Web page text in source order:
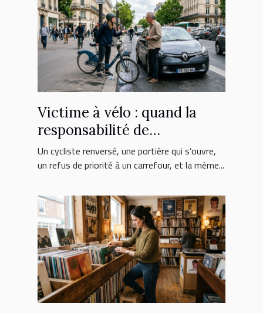
Victime à vélo : quand la
responsabilité de
l’automobiliste est engagée
Un cycliste renversé, une portière qui s’ouvre,
un refus de priorité à un carrefour, et la même...